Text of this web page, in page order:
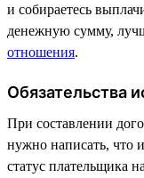
и собираетесь
денежную сумму,
отношения.
Обязательства
При составлении
нужно написать, что
статус плательщика